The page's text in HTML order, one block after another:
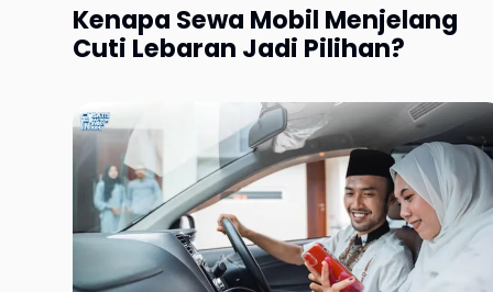
Kenapa Sewa Mobil Menjelang
Cuti Lebaran Jadi Pilihan?